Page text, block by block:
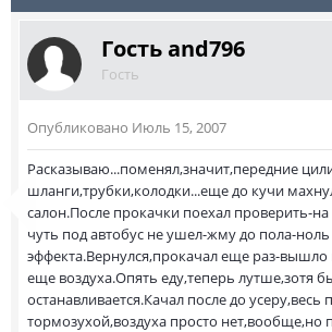
Гость and796
Гость
Опубликовано Июль 15, 2007
Расказываю...поменял,значит,передние
шланги,трубки,колодки...еще до кучи
салон.После прокачки поехал проверить-
чуть под автобус не ушел-жму до пола-ноль
эффекта.Вернулся,прокачал еще раз-
еще воздуха.Опять еду,теперь лутше,зотя
останавливается.Качал после до усеру,весь
тормозухой,воздуха просто нет,вообще,но